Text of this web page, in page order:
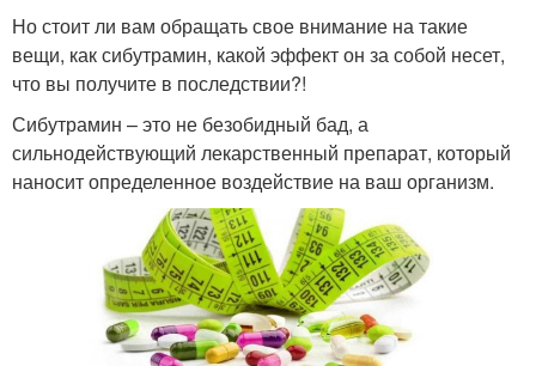
Но стоит ли вам обращать свое внимание на такие
вещи, как сибутрамин, какой эффект он за собой несет,
что вы получите в последствии?!
Сибутрамин – это не безобидный бад, а
сильнодействующий лекарственный препарат, который
наносит определенное воздействие на ваш организм.